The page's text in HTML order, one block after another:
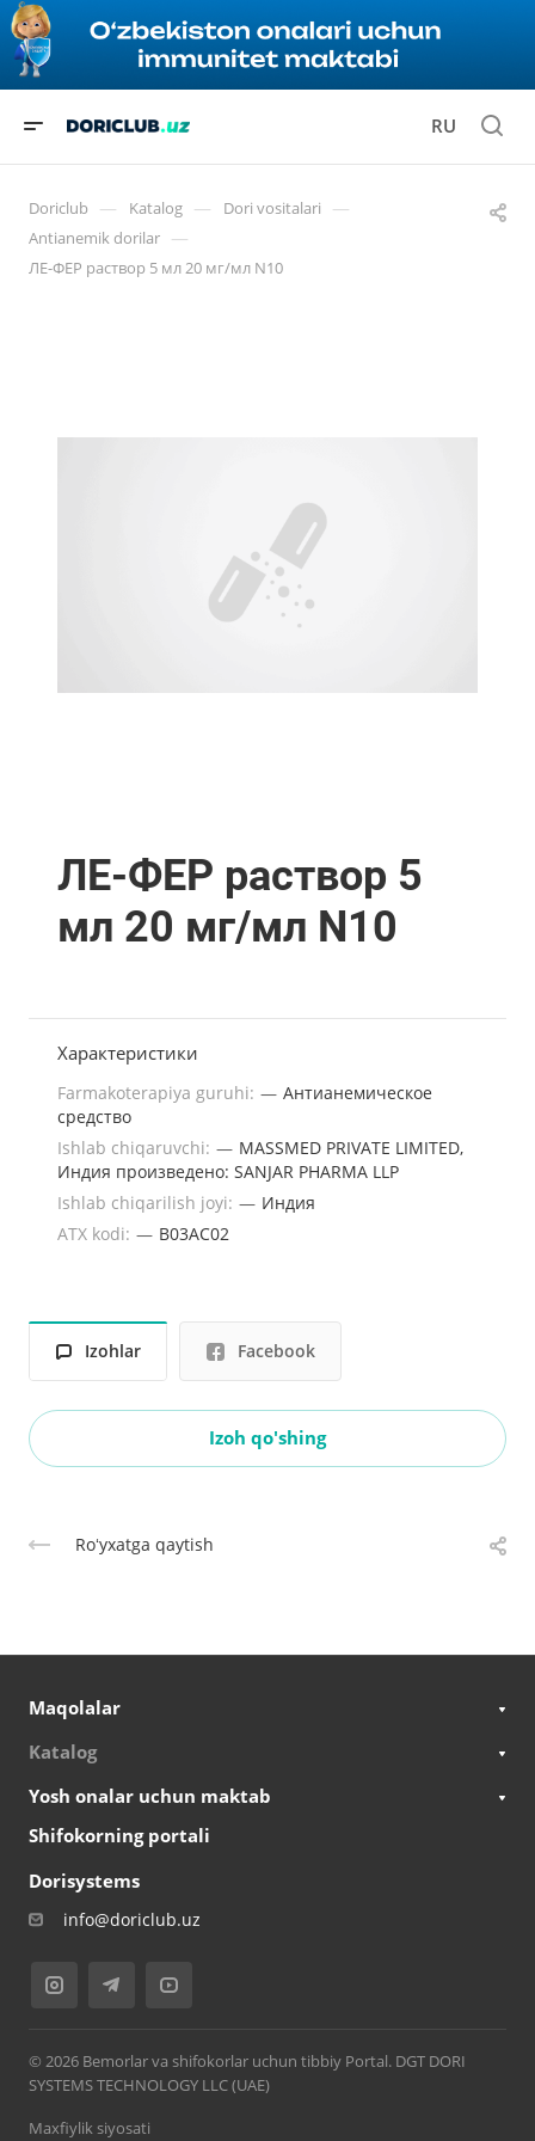
RU
Doriclub — Katalog — Dori vositalari —
Antianemik dorilar —
ЛЕ-ФЕР раствор 5 мл 20 мг/мл N10
ЛЕ-ФЕР раствор 5
мл 20 мг/мл N10
Характеристики
Farmakoterapiya guruhi: — Антианемическое
средство
Ishlab chiqaruvchi: — MASSMED PRIVATE LIMITED,
Индия произведено: SANJAR PHARMA LLP
Ishlab chiqarilish joyi: — Индия
ATX kodi: — B03AC02
Izohlar Facebook
Izoh qo'shing
Roʻyxatga qaytish
Maqolalar
Katalog
Yosh onalar uchun maktab
Shifokorning portali
Dorisystems
info@doriclub.uz
© 2026 Bemorlar va shifokorlar uchun tibbiy Portal. DGT DORI
SYSTEMS TECHNOLOGY LLC (UAE)
Maxfiylik siyosati